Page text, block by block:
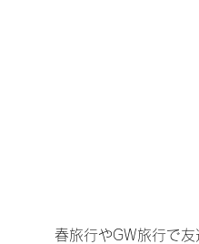
春旅行やGW旅行で友